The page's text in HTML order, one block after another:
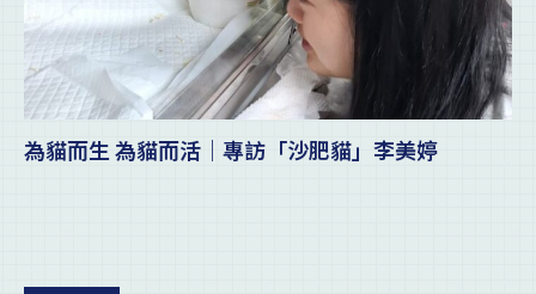
為貓而生 為貓而活｜專訪「沙肥貓」李美婷